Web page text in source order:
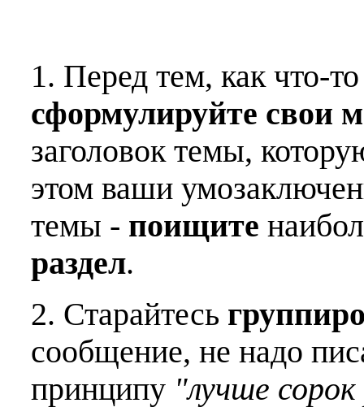
1. Перед тем, как что-
сформулируйте свои
заголовок темы,
этом ваши
темы - поищите
раздел.
2. Старайтесь
сообщение, не надо
принципу "лучше